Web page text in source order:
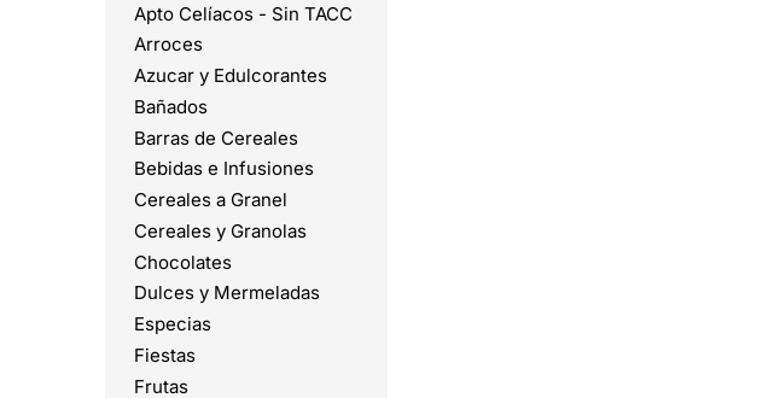
Apto Celíacos - Sin TACC
Arroces
Azucar y Edulcorantes
Bañados
Barras de Cereales
Bebidas e Infusiones
Cereales a Granel
Cereales y Granolas
Chocolates
Dulces y Mermeladas
Especias
Fiestas
Frutas